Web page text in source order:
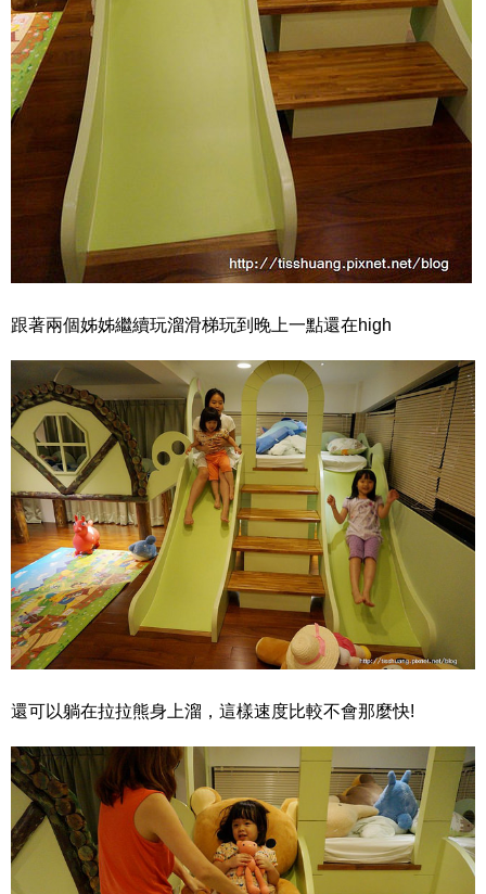
跟著兩個姊姊繼續玩溜滑梯玩到晚上一點還在high
還可以躺在拉拉熊身上溜，這樣速度比較不會那麼快!